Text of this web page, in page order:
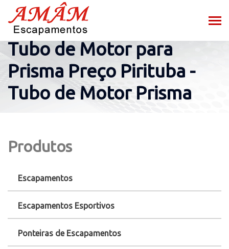
Tubo de Motor para
Prisma Preço Pirituba -
Tubo de Motor Prisma
Produtos
Escapamentos
Escapamentos Esportivos
Ponteiras de Escapamentos